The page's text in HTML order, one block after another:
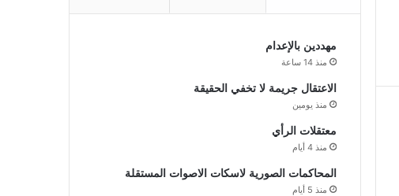
مهددين بالإعدام
منذ 14 ساعة
الاعتقال جريمة لا تخفي الحقيقة
منذ يومين
معتقلات الرأي
منذ 4 أيام
المحاكمات الصورية لاسكات الاصوات المستقلة
منذ 5 أيام